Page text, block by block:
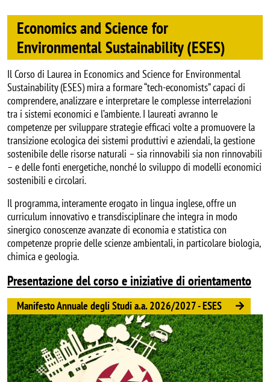
Economics and Science for
Environmental Sustainability (ESES)
Il Corso di Laurea in Economics and Science for Environmental
Sustainability (ESES) mira a formare “tech-economists” capaci di
comprendere, analizzare e interpretare le complesse interrelazioni
tra i sistemi economici e l’ambiente. I laureati avranno le
competenze per sviluppare strategie efficaci volte a promuovere la
transizione ecologica dei sistemi produttivi e aziendali, la gestione
sostenibile delle risorse naturali – sia rinnovabili sia non rinnovabili
– e delle fonti energetiche, nonché lo sviluppo di modelli economici
sostenibili e circolari.
Il programma, interamente erogato in lingua inglese, offre un
curriculum innovativo e transdisciplinare che integra in modo
sinergico conoscenze avanzate di economia e statistica con
competenze proprie delle scienze ambientali, in particolare biologia,
chimica e geologia.
Presentazione del corso e iniziative di orientamento
Manifesto Annuale degli Studi a.a. 2026/2027 - ESES
Image